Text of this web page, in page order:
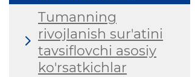
Tumanning
rivojlanish sur'atini
tavsiflovchi asosiy
ko'rsatkichlar